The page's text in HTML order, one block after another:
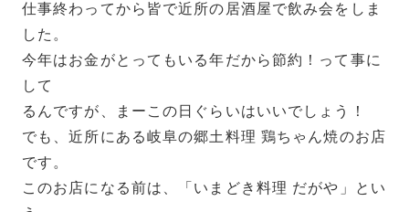
仕事終わってから皆で近所の居酒屋で飲み会をしま
した。
今年はお金がとってもいる年だから節約！って事に
して
るんですが、まーこの日ぐらいはいいでしょう！
でも、近所にある岐阜の郷土料理 鶏ちゃん焼のお店
です。
このお店になる前は、「いまどき料理 だがや」とい